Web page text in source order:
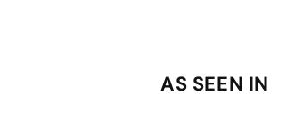
AS SEEN IN